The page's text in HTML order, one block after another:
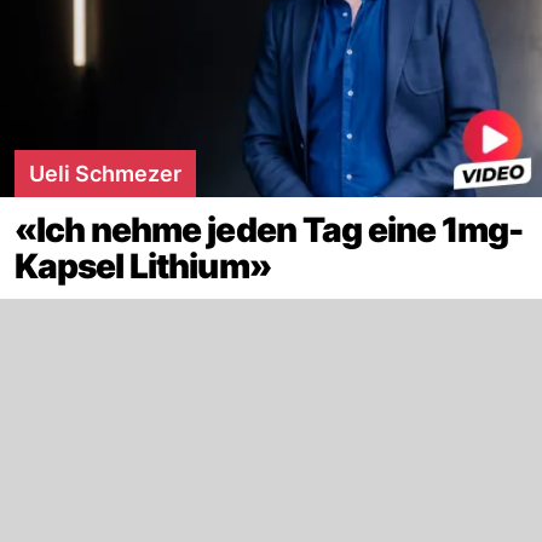
Ueli Schmezer
«Ich nehme jeden Tag eine 1mg-
Kapsel Lithium»